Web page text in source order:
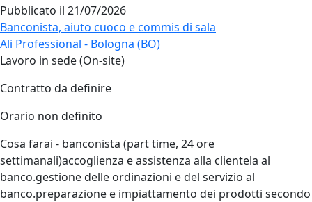
Pubblicato il 21/07/2026
Banconista, aiuto cuoco e commis di sala
Ali Professional - Bologna (BO)
Lavoro in sede (On-site)
Contratto da definire
Orario non definito
Cosa farai - banconista (part time, 24 ore
settimanali)accoglienza e assistenza alla clientela al
banco.gestione delle ordinazioni e del servizio al
banco.preparazione e impiattamento dei prodotti secondo